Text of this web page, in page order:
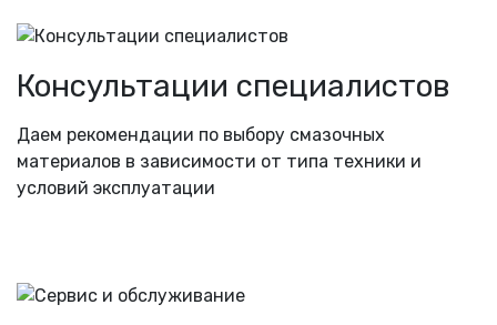
Консультации специалистов
Даем рекомендации по выбору смазочных
материалов в зависимости от типа техники и
условий эксплуатации